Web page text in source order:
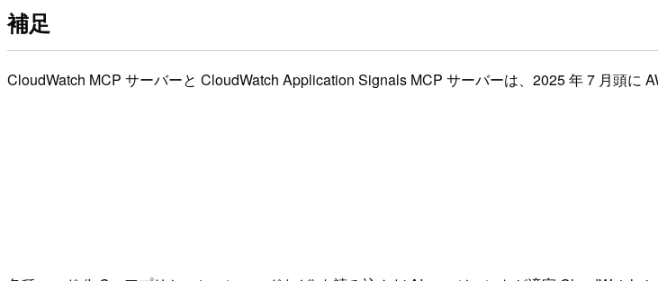
補足
CloudWatch MCP サーバーと CloudWatch Application Signals MCP サーバーは、2025 年 7 月頭に